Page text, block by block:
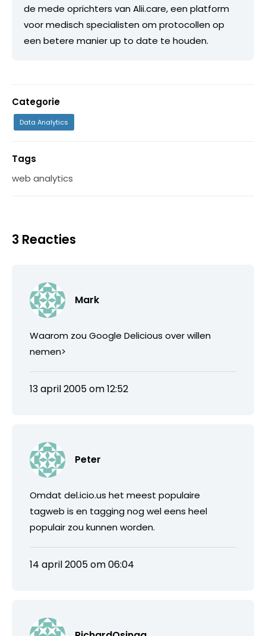
de mede oprichters van Alii.care, een platform
voor medisch specialisten om protocollen op
een betere manier up to date te houden.
Categorie
Data Analytics
Tags
web analytics
3 Reacties
Mark
Waarom zou Google Delicious over willen
nemen>
13 april 2005 om 12:52
Peter
Omdat del.icio.us het meest populaire
tagweb is en tagging nog wel eens heel
populair zou kunnen worden.
14 april 2005 om 06:04